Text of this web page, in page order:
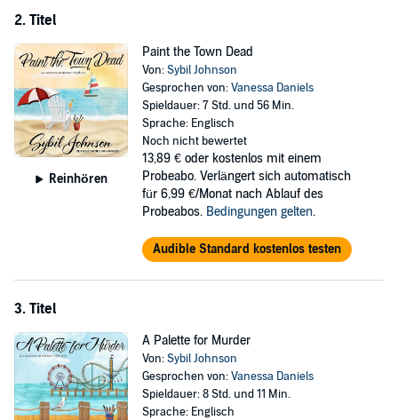
2. Titel
Reinhören
Paint the Town Dead
Von:Sybil Johnson
Gesprochen von:Vanessa Daniels
Spieldauer: 7 Std. und 56 Min.
Sprache: Englisch
Noch nicht bewertet
13,89 € oder kostenlos mit einem
Probeabo. Verlängert sich automatisch
für 6,99 €/Monat nach Ablauf des
Probeabos. Bedingungen gelten.
Audible Standard kostenlos testen
3. Titel
A Palette for Murder
Von:Sybil Johnson
Gesprochen von:Vanessa Daniels
Spieldauer: 8 Std. und 11 Min.
Sprache: Englisch